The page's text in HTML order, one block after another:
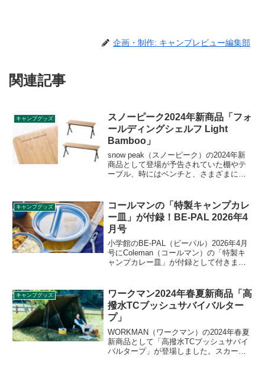
企画・制作: キャンプレビュー編集部
関連記事
キャンプグッズ
スノーピーク2024年新商品「フォ
ールディングシェルフ Light
Bamboo」
snow peak（スノーピーク）の2024年新
商品として登場が予告されていた棚やテ
ーブル、時にはベンチと、さまざまに使
ロング Light Bamboo」が2023年11月25日
に発売されました。詳細をレビューしま
す。
キャンプグッズ
コールマンの「特製キャンプカレ
ー皿」が付録！BE-PAL 2026年4
月号
小学館のBE-PAL（ビーパル）2026年4月
号にColeman（コールマン）の「特製キ
ャンプカレー皿」が付録として付きま
素材には耐久性の高いステンレス素材が
採用されています。詳細をレビューしま
す。
キャンプグッズ
ワークマン2024年春夏新商品「高
撥水TCブッシュサバイバルター
プ」
WORKMAN（ワークマン）の2024年春夏
新商品として「高撥水TCブッシュサバイ
バルタープ」が登場しました。スカート